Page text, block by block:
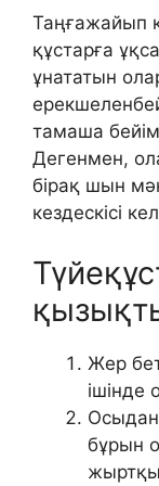
Таңғажайып
құстарға
ұнататын
тамаша
Дегенмен,
бірақ шын
кездескісі
Жер
ішінде
бұрын